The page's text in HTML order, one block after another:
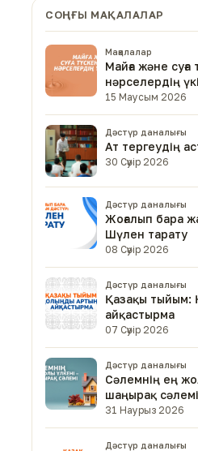
СОҢҒЫ МАҚАЛАЛАР
Мақалалар
Майға және
нәрселердің
15 Маусым 2026
Дәстүр даналығы
Ат тергеудің
30 Сәуір 2026
Дәстүр даналығы
Жоғалып бара
Шүлен тарату
08 Сәуір 2026
Дәстүр даналығы
Қазақы тыйым:
айқастырма
07 Сәуір 2026
Дәстүр даналығы
Сәлемнің ең
шаңырақ сәлемі
31 Наурыз 2026
Дәстүр даналығы